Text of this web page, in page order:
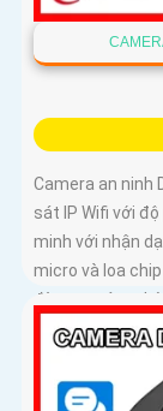
Camera an ninh
sát IP Wifi với
minh với nhận
micro và loa
đèn trợ sáng
hợp lắp đặt cho